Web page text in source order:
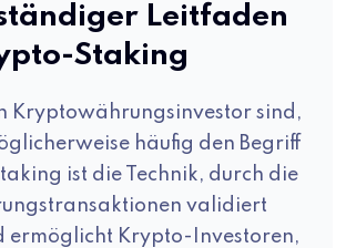
Leitfaden
Staking
Kryptowährungsinvestor sind,
häufig den Begriff
ist die Technik, durch die
validiert
ermöglicht Krypto-Investoren,